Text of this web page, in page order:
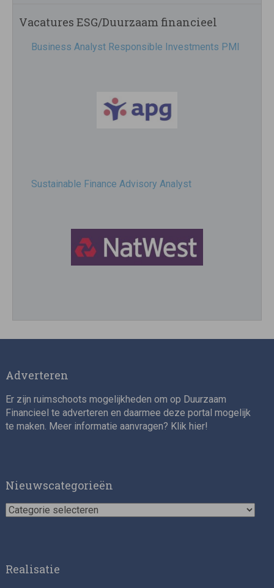
Vacatures ESG/Duurzaam financieel
Business Analyst Responsible Investments PMI
Sustainable Finance Advisory Analyst
Director, Impact Investing
Adverteren
Er zijn ruimschoots mogelijkheden om op Duurzaam
Financieel te adverteren en daarmee deze portal mogelijk
te maken. Meer informatie aanvragen? Klik hier!
Nieuwscategorieën
Nieuwscategorieën
Realisatie